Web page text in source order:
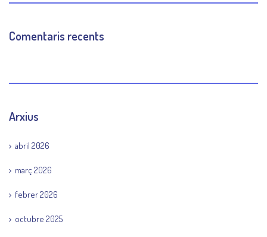
Comentaris recents
Arxius
abril 2026
març 2026
febrer 2026
octubre 2025